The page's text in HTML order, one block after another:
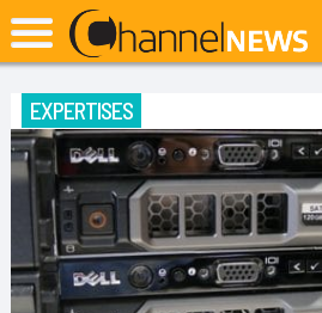
EXPERTISES